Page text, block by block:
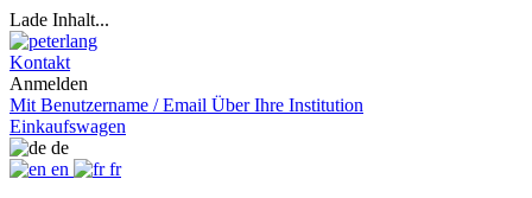
Lade Inhalt...
Kontakt
Anmelden
Mit Benutzername / Email Über Ihre Institution
Einkaufswagen
de
en
fr